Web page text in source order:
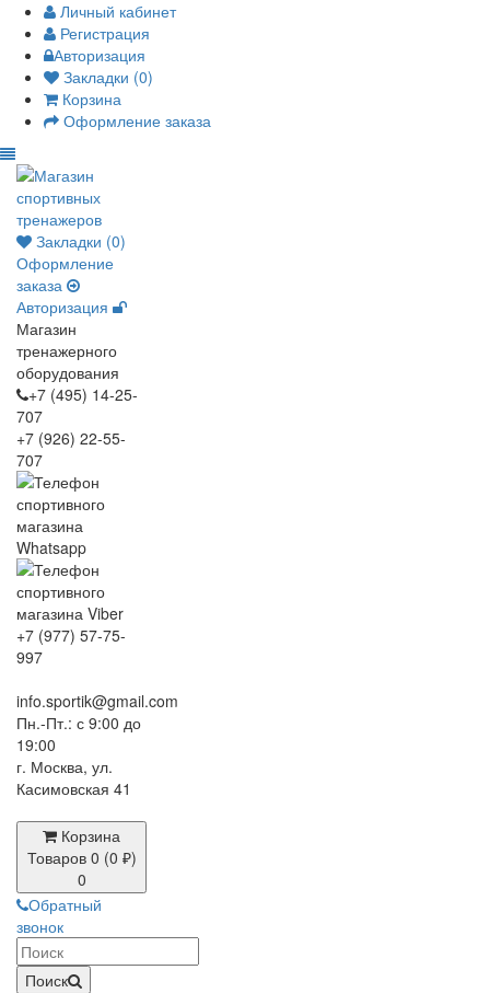
Личный кабинет
Регистрация
Авторизация
Закладки (0)
Корзина
Оформление заказа
Закладки (0)
Оформление
заказа
Авторизация
Магазин
тренажерного
оборудования
+7 (495) 14-25-
707
+7 (926) 22-55-
707
+7 (977) 57-75-
997
info.sportik@gmail.com
Пн.-Пт.: с 9:00 до
19:00
г. Москва, ул.
Касимовская 41
Корзина
Товаров 0 (0 ₽)
0
Обратный
звонок
Поиск